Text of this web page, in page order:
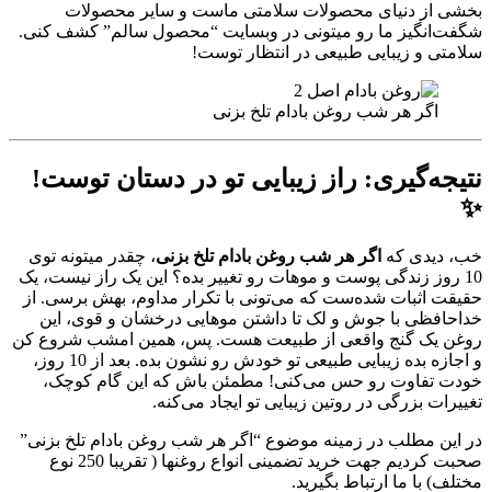
بخشی از دنیای محصولات سلامتی ماست و سایر محصولات
شگفت‌انگیز ما رو میتونی در وبسایت “محصول سالم” کشف کنی.
سلامتی و زیبایی طبیعی در انتظار توست!
اگر هر شب روغن بادام تلخ بزنی
نتیجه‌گیری: راز زیبایی تو در دستان توست!
✨
خب، دیدی که اگر هر شب روغن بادام تلخ بزنی، چقدر میتونه توی
10 روز زندگی پوست و موهات رو تغییر بده؟ این یک راز نیست، یک
حقیقت اثبات شده‌ست که می‌تونی با تکرار مداوم، بهش برسی. از
خداحافظی با جوش و لک تا داشتن موهایی درخشان و قوی، این
روغن یک گنج واقعی از طبیعت هست. پس، همین امشب شروع کن
و اجازه بده زیبایی طبیعی تو خودش رو نشون بده. بعد از 10 روز،
خودت تفاوت رو حس می‌کنی! مطمئن باش که این گام کوچک،
تغییرات بزرگی در روتین زیبایی تو ایجاد می‌کنه.
در این مطلب در زمینه موضوع “اگر هر شب روغن بادام تلخ بزنی”
صحبت کردیم جهت خرید تضمینی انواع روغنها ( تقریبا 250 نوع
مختلف) با ما ارتباط بگیرید.